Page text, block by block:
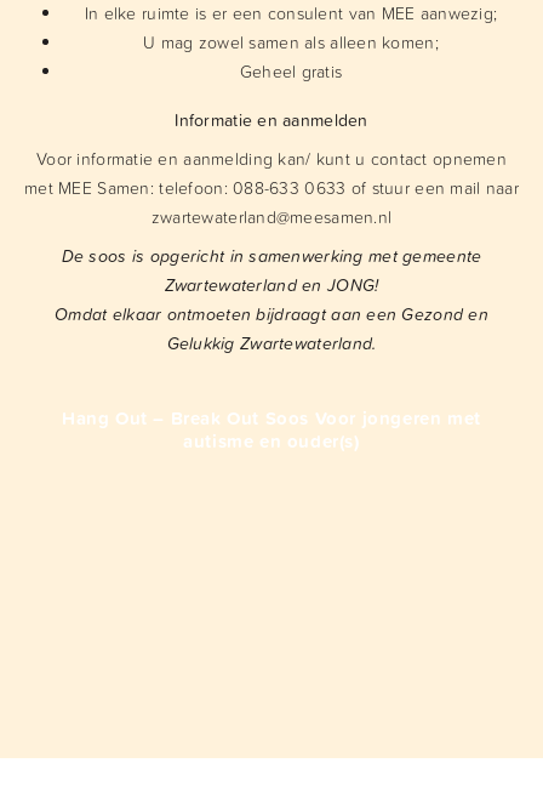
In elke ruimte is er een consulent van MEE aanwezig;
U mag zowel samen als alleen komen;
Geheel gratis
Informatie en aanmelden
Voor informatie en aanmelding kan/ kunt u contact opnemen
met MEE Samen: telefoon: 088-633 0633 of stuur een mail naar
zwartewaterland@meesamen.nl
De soos is opgericht in samenwerking met gemeente
Zwartewaterland en JONG!
Omdat elkaar ontmoeten bijdraagt aan een Gezond en
Gelukkig Zwartewaterland.
Hang Out – Break Out Soos Voor jongeren met
autisme en ouder(s)